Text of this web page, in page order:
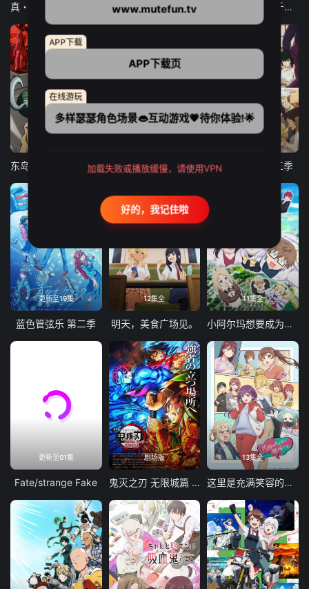
东京猫猫 NEW～♡ 弹珠汽水瓶里的千岁同学
东岛丹三郎想成为假面骑士 古诺希亚 致不灭的你 第三季
更新至19集
蓝色管弦乐 第二季
12集全
明天，美食广场见。
11集全
小阿尔玛想要成为家人
更新至01集
Fate/strange Fake
剧场版
鬼灭之刃 无限城篇 第一章 猗窝座再袭
13集全
这里是充满笑容的职场。
www.mutefun.tv
APP下载
APP下载页
在线游玩
多样瑟瑟角色场景👄互动游戏💗待你体验!🌟
加载失败或播放缓慢，请使用VPN
好的，我记住啦